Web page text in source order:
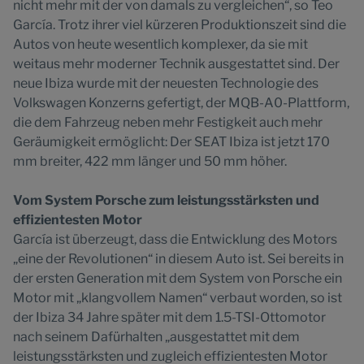
nicht mehr mit der von damals zu vergleichen“, so Teo
García. Trotz ihrer viel kürzeren Produktionszeit sind die
Autos von heute wesentlich komplexer, da sie mit
weitaus mehr moderner Technik ausgestattet sind. Der
neue Ibiza wurde mit der neuesten Technologie des
Volkswagen Konzerns gefertigt, der MQB-A0-Plattform,
die dem Fahrzeug neben mehr Festigkeit auch mehr
Geräumigkeit ermöglicht: Der SEAT Ibiza ist jetzt 170
mm breiter, 422 mm länger und 50 mm höher.
Vom System Porsche zum leistungsstärksten und
effizientesten Motor
García ist überzeugt, dass die Entwicklung des Motors
„eine der Revolutionen“ in diesem Auto ist. Sei bereits in
der ersten Generation mit dem System von Porsche ein
Motor mit „klangvollem Namen“ verbaut worden, so ist
der Ibiza 34 Jahre später mit dem 1.5-TSI-Ottomotor
nach seinem Dafürhalten „ausgestattet mit dem
leistungsstärksten und zugleich effizientesten Motor